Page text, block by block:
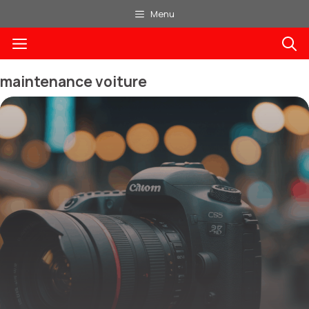
au
contenu
Menu
Menu
maintenance voiture